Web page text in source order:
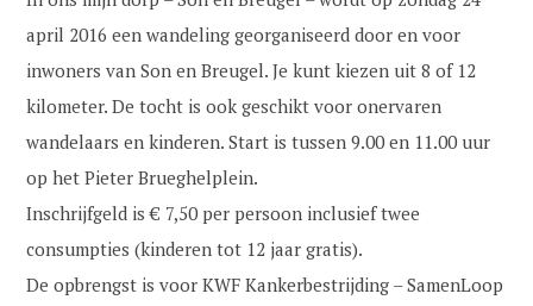
april 2016 een wandeling georganiseerd door en voor
inwoners van Son en Breugel. Je kunt kiezen uit 8 of 12
kilometer. De tocht is ook geschikt voor onervaren
wandelaars en kinderen. Start is tussen 9.00 en 11.00 uur
op het Pieter Brueghelplein.
Inschrijfgeld is € 7,50 per persoon inclusief twee
consumpties (kinderen tot 12 jaar gratis).
De opbrengst is voor KWF Kankerbestrijding – SamenLoop